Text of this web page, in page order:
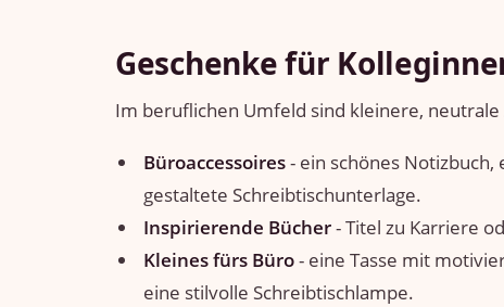
Geschenke für
Im beruflichen Umfeld sind kleinere,
Büroaccessoires- ein schönes
gestaltete Schreibtischunterlage.
Inspirierende Bücher- Titel zu Karriere
Kleines fürs Büro- eine Tasse mit
eine stilvolle Schreibtischlampe.